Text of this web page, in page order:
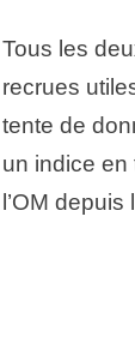
Tous les
recrues
tente de
un indice en
l’OM